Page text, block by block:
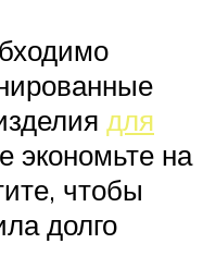
для
экономьте на
чтобы
долго